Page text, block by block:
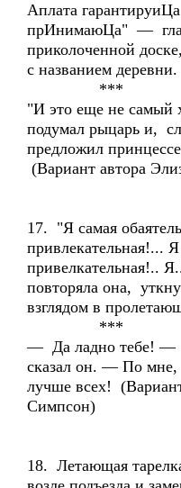
Аплата
прИнимаюЦа" —
приколоченной
с названием деревни.
***
"И это еще не
подумал рыцарь и,
предложил
(Вариант автора
17. "Я самая
привлекательная!...
привелкательная!..
повторяла она,
взглядом в
***
— Да ладно тебе! —
сказал он. — По
лучше всех!
Симпсон)
18. Летающая